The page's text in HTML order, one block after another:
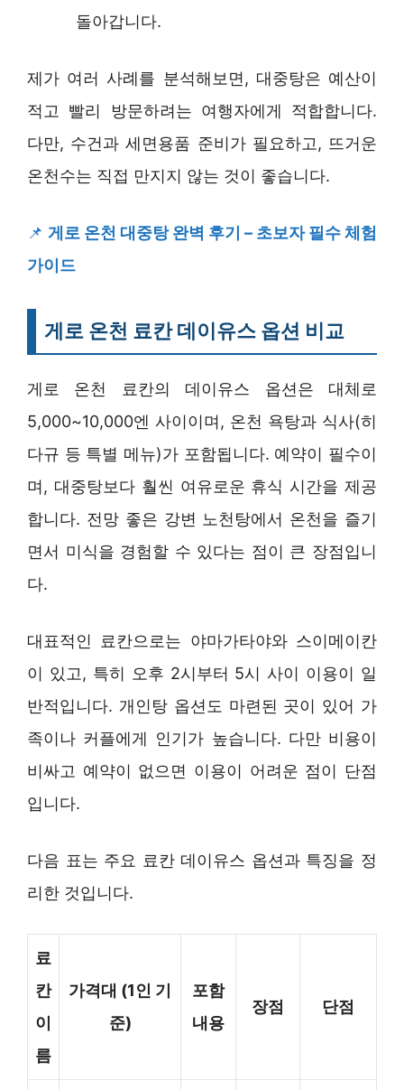
돌아갑니다.
제가 여러 사례를 분석해보면, 대중탕은 예산이
적고 빨리 방문하려는 여행자에게 적합합니다.
다만, 수건과 세면용품 준비가 필요하고, 뜨거운
온천수는 직접 만지지 않는 것이 좋습니다.
📌 게로 온천 대중탕 완벽 후기 – 초보자 필수 체험
가이드
게로 온천 료칸 데이유스 옵션 비교
게로 온천 료칸의 데이유스 옵션은 대체로
5,000~10,000엔 사이이며, 온천 욕탕과 식사(히
다규 등 특별 메뉴)가 포함됩니다. 예약이 필수이
며, 대중탕보다 훨씬 여유로운 휴식 시간을 제공
합니다. 전망 좋은 강변 노천탕에서 온천을 즐기
면서 미식을 경험할 수 있다는 점이 큰 장점입니
다.
대표적인 료칸으로는 야마가타야와 스이메이칸
이 있고, 특히 오후 2시부터 5시 사이 이용이 일
반적입니다. 개인탕 옵션도 마련된 곳이 있어 가
족이나 커플에게 인기가 높습니다. 다만 비용이
비싸고 예약이 없으면 이용이 어려운 점이 단점
입니다.
다음 표는 주요 료칸 데이유스 옵션과 특징을 정
리한 것입니다.
료
칸
이
름
가격대 (1인 기
준)
포함
내용
장점 단점